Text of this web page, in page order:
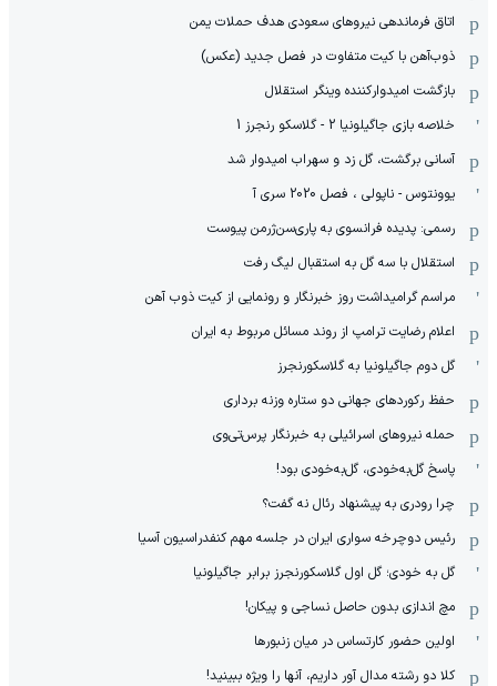
اتاق فرماندهی نیروهای سعودی هدف حملات یمن
ذوب‌آهن با کیت متفاوت در فصل جدید (عکس)
بازگشت امیدوارکننده وینگر استقلال
خلاصه بازی جاگیلونیا 2 - گلاسکو رنجرز 1
آسانی برگشت، گل زد و سهراب امیدوار شد
یوونتوس - ناپولی ، فصل 2020 سری آ
رسمی: پدیده فرانسوی به پاری‌سن‌ژرمن پیوست
استقلال با سه گل به استقبال لیگ رفت
مراسم گرامیداشت روز خبرنگار و رونمایی از کیت ذوب آهن
اعلام رضایت ترامپ از روند مسائل مربوط به ایران
گل دوم جاگیلونیا به گلاسکورنجرز
حفظ رکوردهای جهانی دو ستاره وزنه برداری
حمله نیروهای اسرائیلی به خبرنگار پرس‌تی‌وی
پاسخ گل‌به‌خودی، گل‌به‌خودی بود!
چرا رودری به پیشنهاد رئال نه گفت؟
رئیس دوچرخه سواری ایران در جلسه مهم کنفدراسیون آسیا
گل به خودی؛ گل اول گلاسکورنجرز برابر جاگیلونیا
مچ اندازی بدون حاصل نساجی و پیکان!
اولین حضور کارتساس در میان زنبورها
کلا دو‌ رشته مدال آور داریم، آنها را ویژه ببینید!